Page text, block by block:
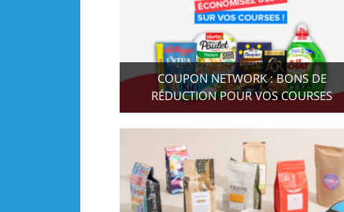
COUPON NETWORK : BONS DE
RÉDUCTION POUR VOS COURSES